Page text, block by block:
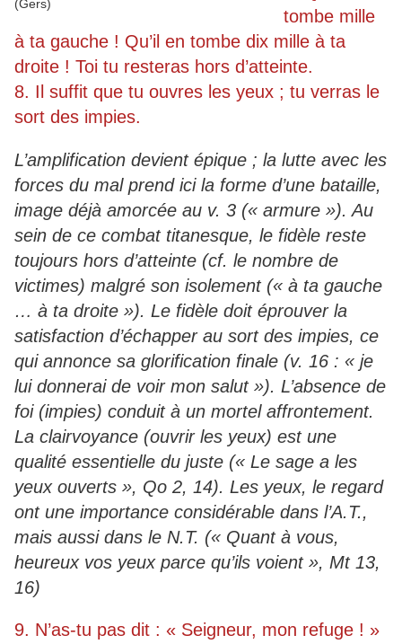
tombe mille
à ta gauche ! Qu’il en tombe dix mille à ta
droite ! Toi tu resteras hors d’atteinte.
8. Il suffit que tu ouvres les yeux ; tu verras le
sort des impies.
L’amplification devient épique ; la lutte avec les
forces du mal prend ici la forme d’une bataille,
image déjà amorcée au v. 3 (« armure »). Au
sein de ce combat titanesque, le fidèle reste
toujours hors d’atteinte (cf. le nombre de
victimes) malgré son isolement (« à ta gauche
… à ta droite »). Le fidèle doit éprouver la
satisfaction d’échapper au sort des impies, ce
qui annonce sa glorification finale (v. 16 : « je
lui donnerai de voir mon salut »). L’absence de
foi (impies) conduit à un mortel affrontement.
La clairvoyance (ouvrir les yeux) est une
qualité essentielle du juste (« Le sage a les
yeux ouverts », Qo 2, 14). Les yeux, le regard
ont une importance considérable dans l’A.T.,
mais aussi dans le N.T. (« Quant à vous,
heureux vos yeux parce qu’ils voient », Mt 13,
16)
9. N’as-tu pas dit : « Seigneur, mon refuge ! »